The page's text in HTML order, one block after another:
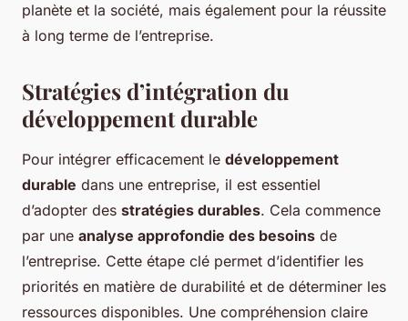
planète et la société, mais également pour la réussite
à long terme de l’entreprise.
Stratégies d’intégration du
développement durable
Pour intégrer efficacement le développement
durable dans une entreprise, il est essentiel
d’adopter des stratégies durables. Cela commence
par une analyse approfondie des besoins de
l’entreprise. Cette étape clé permet d’identifier les
priorités en matière de durabilité et de déterminer les
ressources disponibles. Une compréhension claire